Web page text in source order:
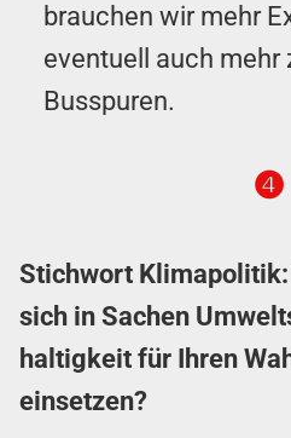
brauchen wir mehr
eventuell auch mehr
Busspuren.
❹
Stichwort
sich in Sachen
haltig­keit für Ihren
einsetzen?